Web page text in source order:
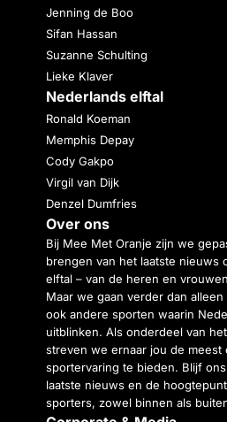
Jenning de Boo
Sifan Hassan
Suzanne Schulting
Lieke Klaver
Nederlands elftal
Ronald Koeman
Memphis Depay
Cody Gakpo
Virgil van Dijk
Denzel Dumfries
Over ons
Bij Mee Met Oranje zijn we
brengen van het laatste nieuws
elftal – van de heren en
Maar we gaan verder dan
ook andere sporten waarin
uitblinken. Als onderdeel van
streven we ernaar jou de meest
sportervaring te bieden. Blijf
laatste nieuws en de
sporters, zowel binnen als